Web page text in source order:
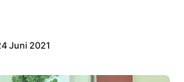
Juni 2021